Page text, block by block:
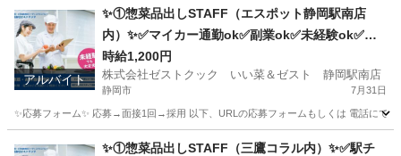
キッチン
アルバイト
✨①惣菜品出しSTAFF（エスポット静岡駅南店
内）✨✅マイカー通勤ok✅副業ok✅未経験ok✅扶
養内ok✅週2～ok
時給1,200円
株式会社ゼストクック いい菜＆ゼスト 静岡駅南店
静岡市 7月31日
✨応募フォーム✨ 応募→面接1回→採用 以下、URLの応募フォームもしくは 電話にて
キッチン スタッフ
✨①惣菜品出しSTAFF（三鷹コラル内）✨✅駅チ